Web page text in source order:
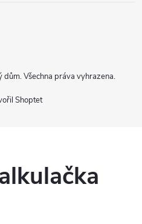
Shoptet
dům. Všechna práva vyhrazena.